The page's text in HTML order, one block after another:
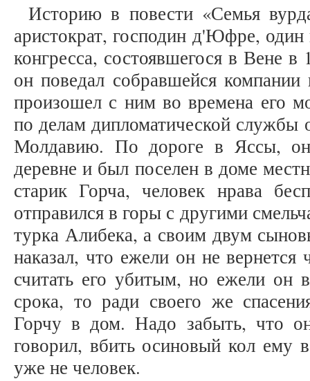
Историю в повести «Семья
аристократ, господин д'Юфре, один
конгресса, состоявшегося в Вене
он поведал собравшейся
произошел с ним во времена его
по делам дипломатической службы
Молдавию. По дороге в Яссы, он
деревне и был поселен в доме
старик Горча, человек нрава
отправился в горы с другими
турка Алибека, а своим двум
наказал, что ежели он не
считать его убитым, но ежели он
срока, то ради своего же
Горчу в дом. Надо забыть, что
говорил, вбить осиновый кол ему
уже не человек.